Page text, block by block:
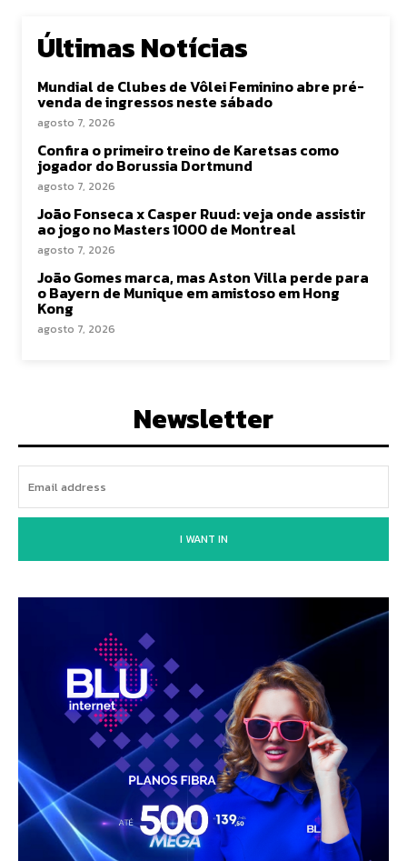
Últimas Notícias
Mundial de Clubes de Vôlei Feminino abre pré-
venda de ingressos neste sábado
agosto 7, 2026
Confira o primeiro treino de Karetsas como
jogador do Borussia Dortmund
agosto 7, 2026
João Fonseca x Casper Ruud: veja onde assistir
ao jogo no Masters 1000 de Montreal
agosto 7, 2026
João Gomes marca, mas Aston Villa perde para
o Bayern de Munique em amistoso em Hong
Kong
agosto 7, 2026
Newsletter
I WANT IN